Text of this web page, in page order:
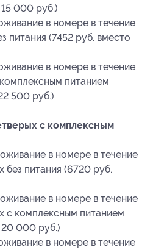
000 руб.)
в номере в течение
питания (7452 руб. вместо
в номере в течение
питанием
500 руб.)
с комплексным
в номере в течение
без питания (6720 руб.
в номере в течение
с комплексным питанием
000 руб.)
в номере в течение